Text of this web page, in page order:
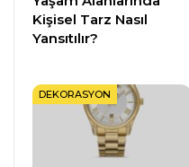
Kişisel Tarz Nasıl
Yansıtılır?
DEKORASYON